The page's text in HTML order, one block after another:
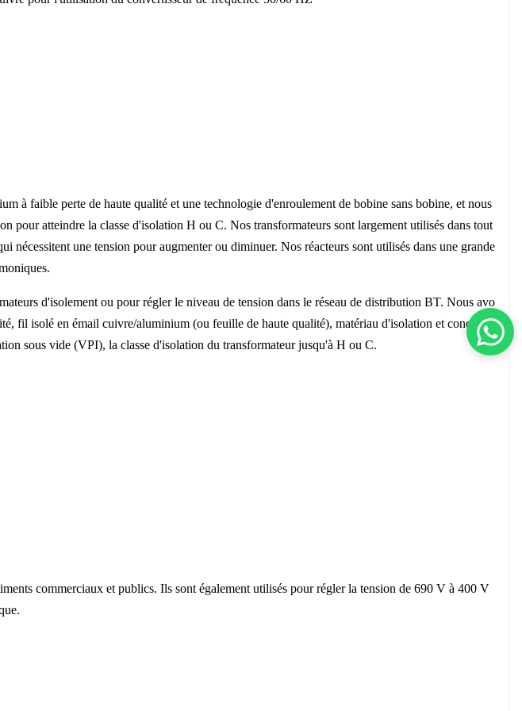
à faible perte de haute qualité et une technologie d'enroulement de bobine sans bobine, et nous
pour atteindre la classe d'isolation H ou C. Nos transformateurs sont largement utilisés dans tout
une tension pour augmenter ou diminuer. Nos réacteurs sont utilisés dans une grande
d'isolement ou pour régler le niveau de tension dans le réseau de distribution BT. Nous avo
fil isolé en émail cuivre/aluminium (ou feuille de haute qualité), matériau d'isolation et conceptio
sous vide (VPI), la classe d'isolation du transformateur jusqu'à H ou C.
commerciaux et publics. Ils sont également utilisés pour régler la tension de 690 V à 400 V